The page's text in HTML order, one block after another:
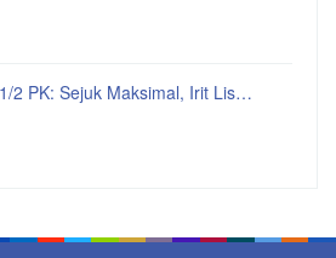
2 PK: Sejuk Maksimal, Irit Lis…